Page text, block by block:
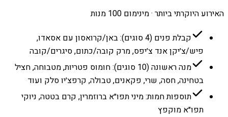
האירוע היוקרתי ביותר · מינימום 100 מנות
קבלת פנים (4 סוגים): באן/קרואסון עם אסאדו,
פיש/צ׳יקן אנד צ׳יפס, מרק קובה/כתום, סיגרים/קובה
מנה ראשונה (10 סוגים): חומוס פטריות, מטבוחה, חציל
בטחינה, חסה, שרי, פקאנים, טבולה, קרפצ׳יו סלק ועוד
תוספות חמות: מיני תפו״א ברוזמרין, קרם בטטה, ניוקי
תפו״א מוקפץ